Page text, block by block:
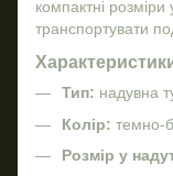
компактні
транспортувати
Тип: надувна
Колір: темно-
Розмір у